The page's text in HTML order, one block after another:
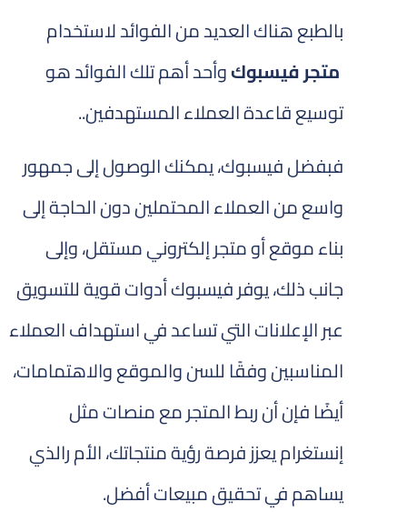
بالطبع هناك العديد من الفوائد لاستخدام
متجر فيسبوكوأحد أهم تلك الفوائد هو
توسيع قاعدة العملاء المستهدفين..
فبفضل فيسبوك، يمكنك الوصول إلى جمهور
واسع من العملاء المحتملين دون الحاجة إلى
بناء موقع أو متجر إلكتروني مستقل، وإلى
جانب ذلك، يوفر فيسبوك أدوات قوية للتسويق
عبر الإعلانات التي تساعد في استهداف العملاء
المناسبين وفقًا للسن والموقع والاهتمامات،
أيضًا فإن أن ربط المتجر مع منصات مثل
إنستغرام يعزز فرصة رؤية منتجاتك، الأم رالذي
يساهم في تحقيق مبيعات أفضل.